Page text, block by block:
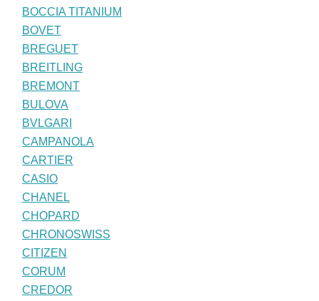
BOCCIA TITANIUM
BOVET
BREGUET
BREITLING
BREMONT
BULOVA
BVLGARI
CAMPANOLA
CARTIER
CASIO
CHANEL
CHOPARD
CHRONOSWISS
CITIZEN
CORUM
CREDOR